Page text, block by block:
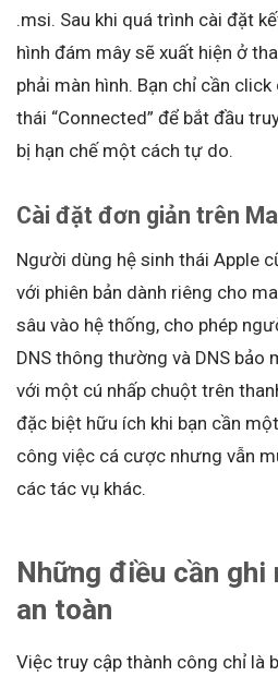
.msi. Sau khi quá trình cài đặt
hình đám mây sẽ xuất hiện ở
phải màn hình. Bạn chỉ cần
thái “Connected” để bắt đầu
bị hạn chế một cách tự do.
Cài đặt đơn giản trên
Người dùng hệ sinh thái Apple
với phiên bản dành riêng cho
sâu vào hệ thống, cho phép
DNS thông thường và DNS bảo
với một cú nhấp chuột trên
đặc biệt hữu ích khi bạn cần
công việc cá cược nhưng vẫn
các tác vụ khác.
Những điều cần ghi
an toàn
Việc truy cập thành công chỉ là